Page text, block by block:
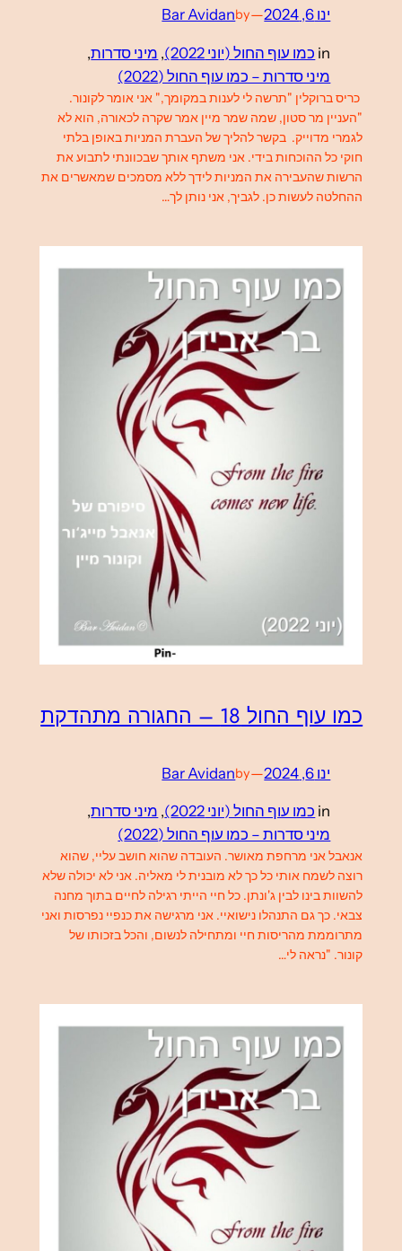
ינו 6, 2024 —
by
Bar Avidan
in כמו עוף החול (יוני 2022) , מיני סדרות,
מיני סדרות – כמו עוף החול (2022)
כריס ברוקלין "תרשה לי לענות במקומך," אני אומר לקונור.
"העניין מר סטון, שמה שמר מיין אמר שקרה לכאורה, הוא לא
לגמרי מדוייק. בקשר להליך של העברת המניות באופן בלתי
חוקי כל ההוכחות בידי. אני משתף אותך שבכוונתי לתבוע את
הרשות שהעבירה את המניות לידך ללא מסמכים שמאשרים את
ההחלטה לעשות כן. לגביך, אני נותן לך…
כמו עוף החול 18 – החגורה מתהדקת
ינו 6, 2024 —
by
Bar Avidan
in כמו עוף החול (יוני 2022) , מיני סדרות,
מיני סדרות – כמו עוף החול (2022)
אנאבל אני מרחפת מאושר. העובדה שהוא חושב עליי, שהוא
רוצה לשמח אותי כל כך לא מובנית לי מאליה. אני לא יכולה שלא
להשוות בינו לבין ג'ונתן. כל חיי הייתי רגילה לחיים בתוך מחנה
צבאי. כך גם התנהלו נישואיי. אני מרגישה את כנפיי נפרסות ואני
מתרוממת מהריסות חיי ומתחילה לנשום, והכל בזכותו של
קונור. "נראה לי…